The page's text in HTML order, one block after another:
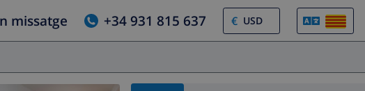
missatge +34 931 815 637 €